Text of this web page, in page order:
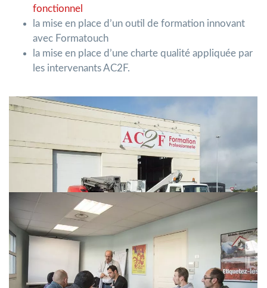
fonctionnel
la mise en place d’un outil de formation innovant
avec Formatouch
la mise en place d’une charte qualité appliquée par
les intervenants AC2F.